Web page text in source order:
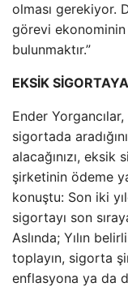
olması gerekiyor.
görevi
bulunmaktır.”
EKSİK
Ender
sigortada
alacağınızı,
şirketinin ödeme
konuştu: Son iki
sigortayı son
Aslında; Yılın
toplayın, sigorta
enflasyona ya da